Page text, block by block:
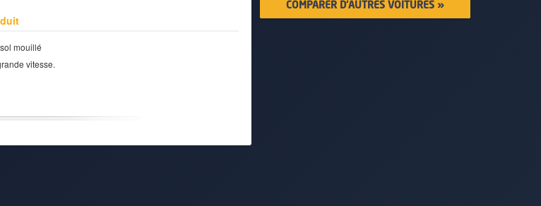
mouillé
vitesse.
COMPARER D'AUTRES VOITURES »